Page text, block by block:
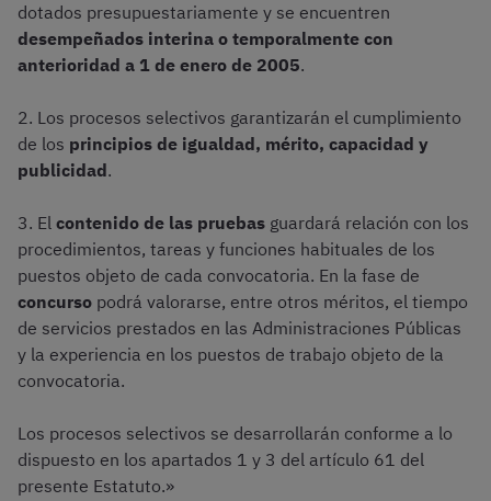
dotados presupuestariamente y se encuentren
desempeñados interina o temporalmente con
anterioridad a 1 de enero de 2005.
2. Los procesos selectivos garantizarán el cumplimiento
de los principios de igualdad, mérito, capacidad y
publicidad.
3. El contenido de las pruebas guardará relación con los
procedimientos, tareas y funciones habituales de los
puestos objeto de cada convocatoria. En la fase de
concurso podrá valorarse, entre otros méritos, el tiempo
de servicios prestados en las Administraciones Públicas
y la experiencia en los puestos de trabajo objeto de la
convocatoria.
Los procesos selectivos se desarrollarán conforme a lo
dispuesto en los apartados 1 y 3 del artículo 61 del
presente Estatuto.»